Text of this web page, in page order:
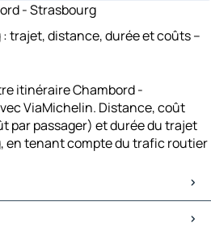
- Strasbourg
trajet, distance, durée et coûts –
itinéraire Chambord -
ViaMichelin. Distance, coût
par passager) et durée du trajet
en tenant compte du trafic routier